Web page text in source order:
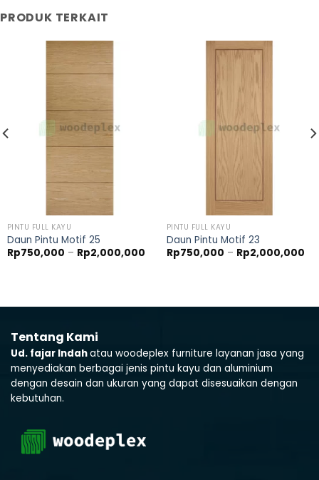
PRODUK TERKAIT
PINTU FULL KAYU
Daun Pintu Motif 25
Rp750,000 – Rp2,000,000Rentang
harga:
PINTU FULL KAYU
Daun Pintu Motif 23
Rp750,000 – Rp2,000,000
Tentang Kami
Ud. fajar Indahatau woodeplex furniture layanan jasa yang
menyediakan berbagai jenis pintu kayu dan aluminium
dengan desain dan ukuran yang dapat disesuaikan dengan
kebutuhan.